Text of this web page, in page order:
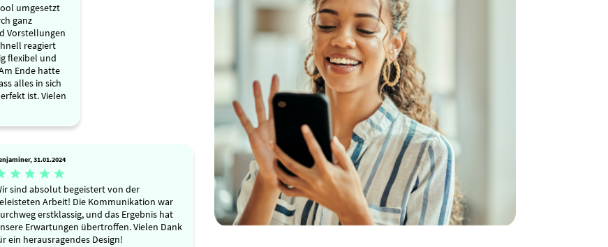
umgesetzt
ganz
Vorstellungen
reagiert
flexibel und
Ende hatte
alles in sich
ist. Vielen
31.01.2024
   
sind absolut begeistert von der
Arbeit! Die Kommunikation war
erstklassig, und das Ergebnis hat
Erwartungen übertroffen. Vielen Dank
ein herausragendes Design!